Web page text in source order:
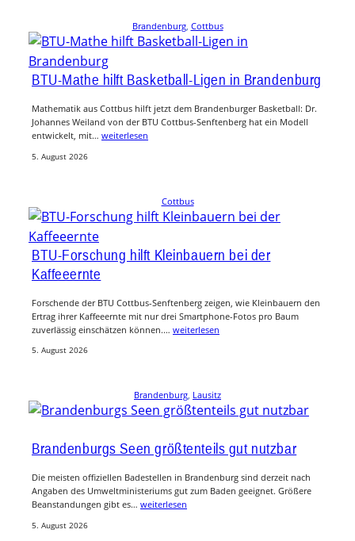
Brandenburg, Cottbus
BTU-Mathe hilft Basketball-Ligen in Brandenburg
Mathematik aus Cottbus hilft jetzt dem Brandenburger Basketball: Dr.
Johannes Weiland von der BTU Cottbus-Senftenberg hat ein Modell
entwickelt, mit… weiterlesen
5. August 2026
Cottbus
BTU-Forschung hilft Kleinbauern bei der
Kaffeeernte
Forschende der BTU Cottbus-Senftenberg zeigen, wie Kleinbauern den
Ertrag ihrer Kaffeeernte mit nur drei Smartphone-Fotos pro Baum
zuverlässig einschätzen können.… weiterlesen
5. August 2026
Brandenburg, Lausitz
Brandenburgs Seen größtenteils gut nutzbar
Die meisten offiziellen Badestellen in Brandenburg sind derzeit nach
Angaben des Umweltministeriums gut zum Baden geeignet. Größere
Beanstandungen gibt es… weiterlesen
5. August 2026